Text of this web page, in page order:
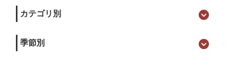
カテゴリ別
季節別